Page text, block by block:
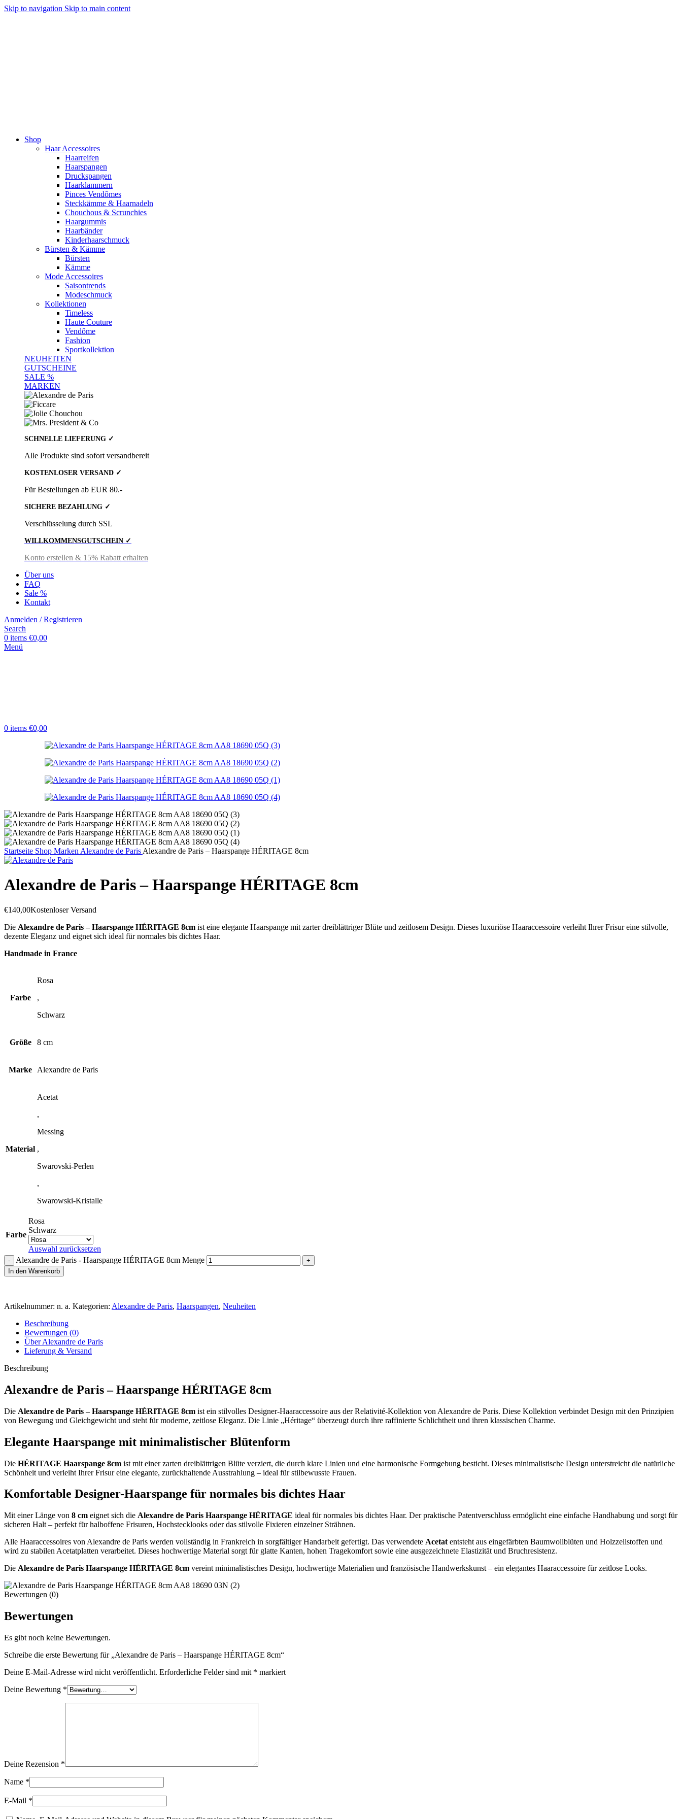
Skip to navigation Skip to main content
Shop
Haar Accessoires
Haarreifen
Haarspangen
Druckspangen
Haarklammern
Pinces Vendômes
Steckkämme & Haarnadeln
Chouchous & Scrunchies
Haargummis
Haarbänder
Kinderhaarschmuck
Bürsten & Kämme
Bürsten
Kämme
Mode Accessoires
Saisontrends
Modeschmuck
Kollektionen
Timeless
Haute Couture
Vendôme
Fashion
Sportkollektion
NEUHEITEN
GUTSCHEINE
SALE %
MARKEN
SCHNELLE LIEFERUNG ✓
Alle Produkte sind sofort versandbereit
KOSTENLOSER VERSAND ✓
Für Bestellungen ab EUR 80.-
SICHERE BEZAHLUNG ✓
Verschlüsselung durch SSL
WILLKOMMENSGUTSCHEIN ✓
Konto erstellen & 15% Rabatt erhalten
Über uns
FAQ
Sale %
Kontakt
Anmelden / Registrieren
Search
0 items €0,00
Menü
0 items €0,00
Startseite Shop Marken Alexandre de Paris Alexandre de Paris – Haarspange HÉRITAGE 8cm
Alexandre de Paris – Haarspange HÉRITAGE 8cm
€140,00Kostenloser Versand
Die Alexandre de Paris – Haarspange HÉRITAGE 8cm ist eine elegante Haarspange mit zarter dreiblättriger Blüte und zeitlosem Design. Dieses luxuriöse Haaraccessoire verleiht Ihrer Frisur eine stilvolle,
dezente Eleganz und eignet sich ideal für normales bis dichtes Haar.
Handmade in France
Farbe
Rosa
,
Schwarz
Größe 8 cm
Marke Alexandre de Paris
Material
Acetat
,
Messing
,
Swarovski-Perlen
,
Swarowski-Kristalle
Farbe
Rosa
Schwarz
Auswahl zurücksetzen
Alexandre de Paris - Haarspange HÉRITAGE 8cm Menge
In den Warenkorb
Artikelnummer: n. a. Kategorien: Alexandre de Paris, Haarspangen, Neuheiten
Beschreibung
Bewertungen (0)
Über Alexandre de Paris
Lieferung & Versand
Beschreibung
Alexandre de Paris – Haarspange HÉRITAGE 8cm
Die Alexandre de Paris – Haarspange HÉRITAGE 8cm ist ein stilvolles Designer-Haaraccessoire aus der Relativité-Kollektion von Alexandre de Paris. Diese Kollektion verbindet Design mit den Prinzipien
von Bewegung und Gleichgewicht und steht für moderne, zeitlose Eleganz. Die Linie „Héritage“ überzeugt durch ihre raffinierte Schlichtheit und ihren klassischen Charme.
Elegante Haarspange mit minimalistischer Blütenform
Die HÉRITAGE Haarspange 8cm ist mit einer zarten dreiblättrigen Blüte verziert, die durch klare Linien und eine harmonische Formgebung besticht. Dieses minimalistische Design unterstreicht die natürliche
Schönheit und verleiht Ihrer Frisur eine elegante, zurückhaltende Ausstrahlung – ideal für stilbewusste Frauen.
Komfortable Designer-Haarspange für normales bis dichtes Haar
Mit einer Länge von 8 cm eignet sich die Alexandre de Paris Haarspange HÉRITAGE ideal für normales bis dichtes Haar. Der praktische Patentverschluss ermöglicht eine einfache Handhabung und sorgt für
sicheren Halt – perfekt für halboffene Frisuren, Hochstecklooks oder das stilvolle Fixieren einzelner Strähnen.
Alle Haaraccessoires von Alexandre de Paris werden vollständig in Frankreich in sorgfältiger Handarbeit gefertigt. Das verwendete Acetat entsteht aus eingefärbten Baumwollblüten und Holzzellstoffen und
wird zu stabilen Acetatplatten verarbeitet. Dieses hochwertige Material sorgt für glatte Kanten, hohen Tragekomfort sowie eine ausgezeichnete Elastizität und Bruchresistenz.
Die Alexandre de Paris Haarspange HÉRITAGE 8cm vereint minimalistisches Design, hochwertige Materialien und französische Handwerkskunst – ein elegantes Haaraccessoire für zeitlose Looks.
Bewertungen (0)
Bewertungen
Es gibt noch keine Bewertungen.
Schreibe die erste Bewertung für „Alexandre de Paris – Haarspange HÉRITAGE 8cm“
Deine E-Mail-Adresse wird nicht veröffentlicht. Erforderliche Felder sind mit * markiert
Deine Bewertung *
Deine Rezension *
Name *
E-Mail *